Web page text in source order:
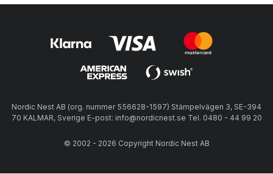
Nordic Nest AB (org. nummer 556628-1597) Stämpelvägen 3, SE-394
70 KALMAR, Sverige E-post: info@nordicnest.se Tel. 0480 - 44 99 20
© 2002 - 2026 Copyright Nordic Nest AB